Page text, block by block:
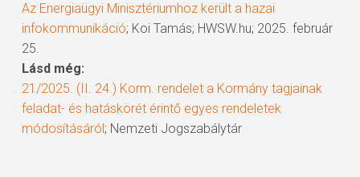
Az Energiaügyi Minisztériumhoz került a hazai
infokommunikáció; Koi Tamás; HWSW.hu; 2025. február
25.
Lásd még:
21/2025. (II. 24.) Korm. rendelet a Kormány tagjainak
feladat- és hatáskörét érintő egyes rendeletek
módosításáról; Nemzeti Jogszabálytár